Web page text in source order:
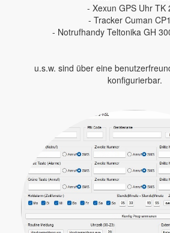
- Xexun GPS Uhr TK
- Tracker Cuman
- Notrufhandy Teltonika GH
u.s.w. sind über eine
konfigurierbar.